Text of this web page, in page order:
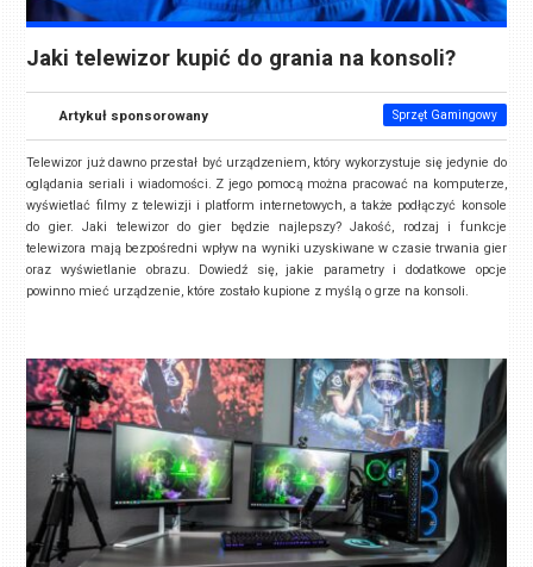
Jaki telewizor kupić do grania na konsoli?
Artykuł sponsorowany Sprzęt Gamingowy
Telewizor już dawno przestał być urządzeniem, który wykorzystuje się jedynie do
oglądania seriali i wiadomości. Z jego pomocą można pracować na komputerze,
wyświetlać filmy z telewizji i platform internetowych, a także podłączyć konsole
do gier. Jaki telewizor do gier będzie najlepszy? Jakość, rodzaj i funkcje
telewizora mają bezpośredni wpływ na wyniki uzyskiwane w czasie trwania gier
oraz wyświetlanie obrazu. Dowiedź się, jakie parametry i dodatkowe opcje
powinno mieć urządzenie, które zostało kupione z myślą o grze na konsoli.